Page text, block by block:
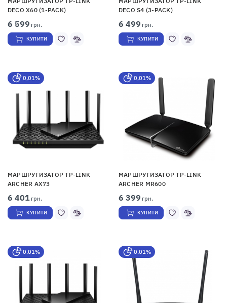
DECO X60 (1-PACK)
6 599 грн.
КУПИТИ
DECO S4 (3-PACK)
6 499 грн.
КУПИТИ
0,01%
МАРШРУТИЗАТОР TP-LINK
ARCHER AX73
6 401грн.
КУПИТИ
0,01%
МАРШРУТИЗАТОР TP-LINK
ARCHER MR600
6 399 грн.
КУПИТИ
0,01% 0,01%